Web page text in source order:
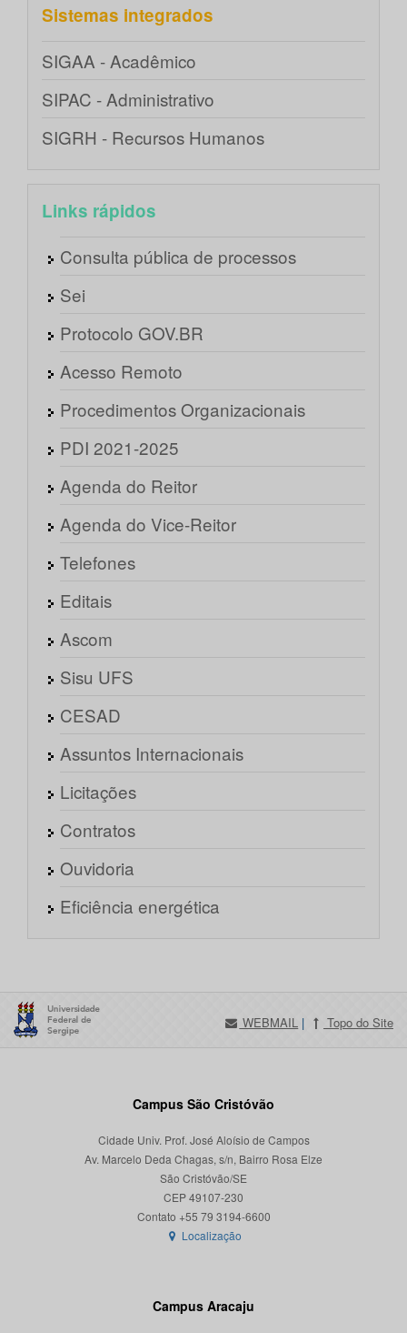
Sistemas integrados
SIGAA - Acadêmico
SIPAC - Administrativo
SIGRH - Recursos Humanos
Links rápidos
Consulta pública de processos
Sei
Protocolo GOV.BR
Acesso Remoto
Procedimentos Organizacionais
PDI 2021-2025
Agenda do Reitor
Agenda do Vice-Reitor
Telefones
Editais
Ascom
Sisu UFS
CESAD
Assuntos Internacionais
Licitações
Contratos
Ouvidoria
Eficiência energética
WEBMAIL | Topo do Site
Campus São Cristóvão
Cidade Univ. Prof. José Aloísio de Campos
Av. Marcelo Deda Chagas, s/n, Bairro Rosa Elze
São Cristóvão/SE
CEP 49107-230
Localização
Campus Aracaju